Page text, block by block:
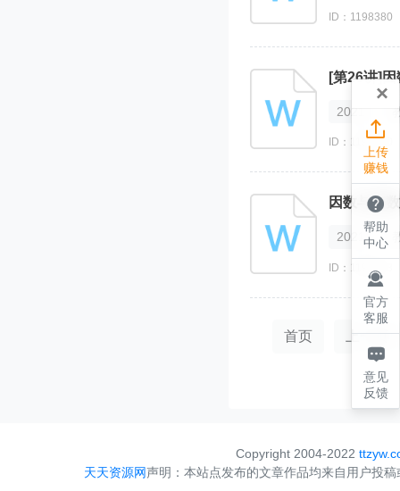
ID：1198380
[第26讲]
2021
ID：1198370
因数与倍
2021
ID：1198373
首页 上一页
Copyright 2004-2022
天天资源网声明：本站点发布的文章作品均来自用户投
×

上传
赚钱

帮助
中心

官方
客服

意见
反馈